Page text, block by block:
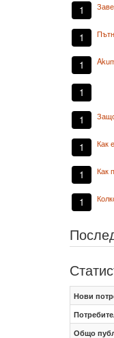
1
1
1
1
1
1 Как
1 Как
1
Нови
Общо